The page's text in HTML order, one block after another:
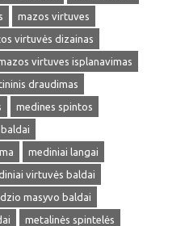
mazos virtuves
virtuvės dizainas
virtuves isplanavimas
draudimas
medines spintos
mediniai langai
virtuvės baldai
masyvo baldai
metalinės spintelės